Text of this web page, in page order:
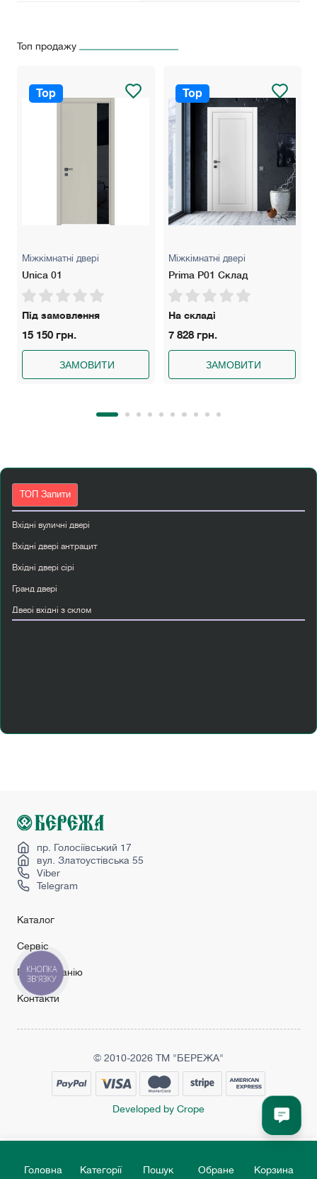
Головна Категорії Пошук Обране Корзина
Топ продажу
Top
Міжкімнатні двері
Unica 01
Під замовлення
15 150 грн.
ЗАМОВИТИ
Top
Міжкімнатні двері
Prima P01 Склад
На складі
7 828 грн.
ЗАМОВИТИ
ТОП Запити
Вхідні вуличні двері
Вхідні двері антрацит
Вхідні двері сірі
Гранд двері
Двері вхідні з склом
Купити розсувні двері
Сучасні вхідні двері
Ціни на міжкімнатні двері
пр. Голосіївський 17
вул. Златоустівська 55
Viber
Telegram
Каталог
Сервіс
Про компанію
Контакти
© 2010-2026 ТМ "БЕРЕЖА"
Developed by Crope
КНОПКА
ЗВ'ЯЗКУ